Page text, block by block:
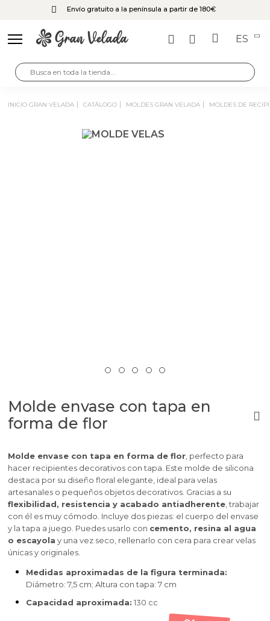
Envío gratuito a la península a partir de 180€
ES
INICIO GRAN VELADA CATÁLOGO MOLDES GRAN VELADA MOLDES DE
Molde envase con tapa en
forma de flor
Molde envase con tapa en forma de flor, perfecto para
hacer recipientes decorativos con tapa. Este molde de silicona
destaca por su diseño floral elegante, ideal para velas
artesanales o pequeños objetos decorativos. Gracias a su
flexibilidad, resistencia y acabado antiadherente, trabajar
con él es muy cómodo. Incluye dos piezas: el cuerpo del envase
y la tapa a juego. Puedes usarlo con cemento, resina al agua
o escayola y una vez seco, rellenarlo con cera para crear velas
únicas y originales.
Medidas aproximadas de la figura terminada:
Diámetro: 7,5 cm; Altura con tapa: 7 cm
Capacidad aproximada: 130 cc